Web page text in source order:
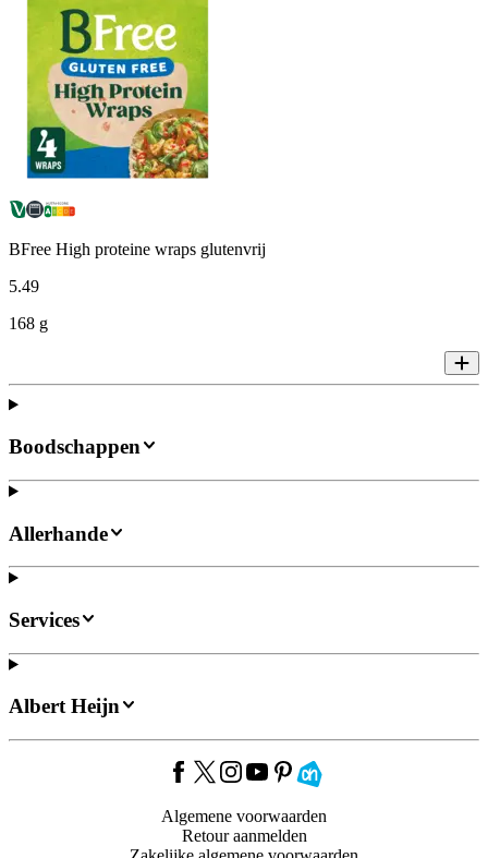
BFree High proteine wraps glutenvrij
5.49
168 g
Boodschappen
Allerhande
Services
Albert Heijn
Algemene voorwaarden
Retour aanmelden